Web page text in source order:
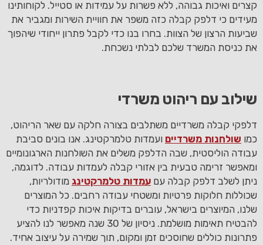
קצרים ואיכות גבוהה, ללא פשרות על עמידות או סטייל. לקוחותינו
מעידים כי דלפק קבלה כזה משפר את חוויית השירות ומגביר את
שביעות הרצון של הצוות. בחרו בנו כדי לקבל פתרון ייחודי שיהפוך
את כניסת המשרד שלכם לבלתי נשכחת.
שילוב עם ריהוט משרדי
דלפקי קבלה משרדיים משתלבים בצורה חלקה עם שאר הריהוט,
כמו שולחנות משרדיים ועמדות טלמרקטינג. אנו בונים סביבת
עבודה הוליסטית, שבה הדלפק משלים את השולחנות הארגונומיים
ומאפשר זרימה טבעית בין אזורי קבלה לעמדות עבודה. לדוגמה,
ניתן לשלב דלפק קבלה עם עמדות טלמרקטינג מודולריות,
שכוללות חלוקות פרטיות ומשטחי עבודה רחבים. כל המוצרים
שלנו, המיוצרים בישראל, עוברים בדיקות איכות קפדניות כדי
להבטיח תאימות מושלמת. ניסיון של 30 שנה מאפשר לנו להציע
פתרונות כוללים שחוסכים זמן ומקום, תוך שמירה על עיצוב אחיד.